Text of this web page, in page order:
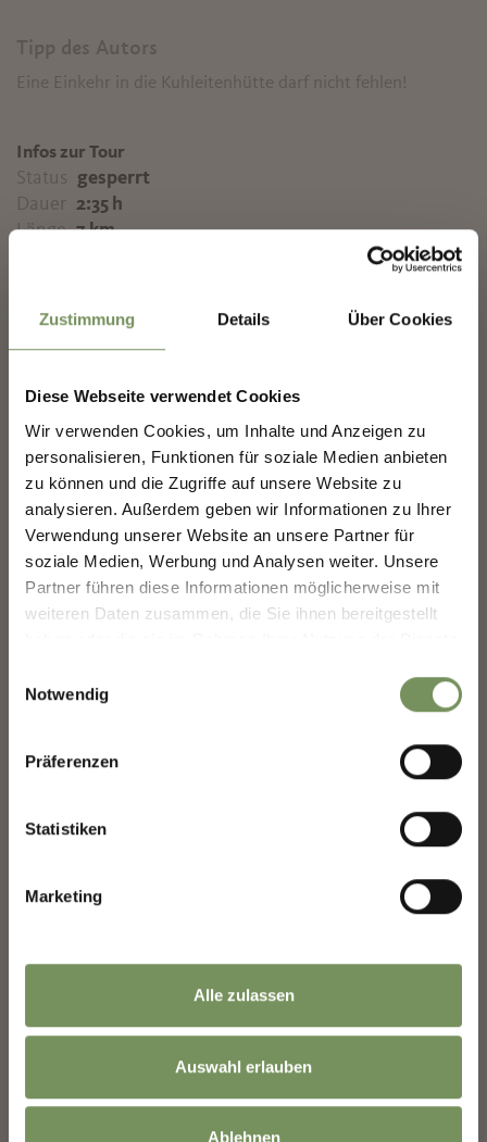
Zustimmung Details Über Cookies
Diese Webseite verwendet Cookies
Wir verwenden Cookies, um Inhalte und Anzeigen zu
personalisieren, Funktionen für soziale Medien anbieten
zu können und die Zugriffe auf unsere Website zu
analysieren. Außerdem geben wir Informationen zu Ihrer
Verwendung unserer Website an unsere Partner für
soziale Medien, Werbung und Analysen weiter. Unsere
Partner führen diese Informationen möglicherweise mit
weiteren Daten zusammen, die Sie ihnen bereitgestellt
Notwendig
Präferenzen
Statistiken
Marketing
Alle zulassen
Auswahl erlauben
Ablehnen
Tipp des Autors
Eine Einkehr in die Kuhleitenhütte darf nicht fehlen!
Infos zur Tour
Status
gesperrt
Dauer 2:35 h
Länge 7 km
752 hm
Höhenmeter bergab
Höchster Punkt
GPX-DATEN DOWNLOADEN
Kuhleitenhütte
Meran 2000
39010 Hafling
info@kuhleiten.it
WAR DER INHALT FÜR DICH HILFREICH?
✖
MERANS ZUKUNFT
GESTALTEN — GEMEINSAM.
MERANS ZUKUNFT GESTALTEN —
GEMEINSAM.
Deine Meinung zählt. Scannen, teilen, bewegen.